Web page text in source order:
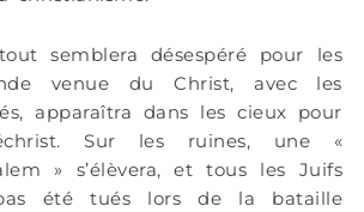
semblera désespéré pour les
venue du Christ, avec les
apparaîtra dans les cieux pour
Sur les ruines, une «
» s’élèvera, et tous les Juifs
été tués lors de la bataille